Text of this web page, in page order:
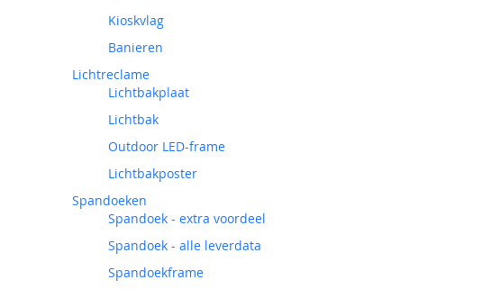
Kioskvlag
Banieren
Lichtreclame
Lichtbakplaat
Lichtbak
Outdoor LED-frame
Lichtbakposter
Spandoeken
Spandoek - extra voordeel
Spandoek - alle leverdata
Spandoekframe